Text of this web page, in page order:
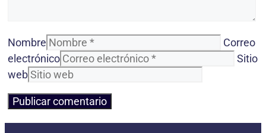
Nombre
Correo
electrónico
Sitio
web